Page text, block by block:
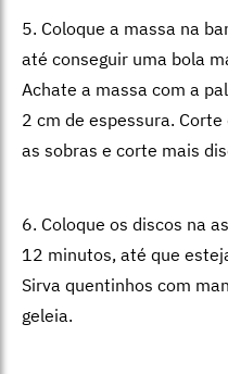
5. Coloque a massa na
até conseguir uma bola
Achate a massa com a
2 cm de espessura.
as sobras e corte mais
6. Coloque os discos na
12 minutos, até que
Sirva quentinhos com
geleia.